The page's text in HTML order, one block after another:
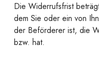
Die Widerrufsfrist
dem Sie oder ein von
der Beförderer ist, die
bzw. hat.